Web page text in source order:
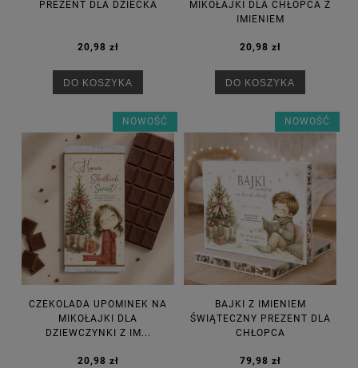
PREZENT DLA DZIECKA
20,98 zł
DO KOSZYKA
MIKOŁAJKI DLA CHŁOPCA Z
IMIENIEM
20,98 zł
DO KOSZYKA
CZEKOLADA UPOMINEK NA
MIKOŁAJKI DLA
DZIEWCZYNKI Z IM...
20,98 zł
NOWOŚĆ
BAJKI Z IMIENIEM
ŚWIĄTECZNY PREZENT DLA
CHŁOPCA
79,98 zł
NOWOŚĆ